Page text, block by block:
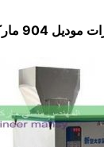
مهندس منسي